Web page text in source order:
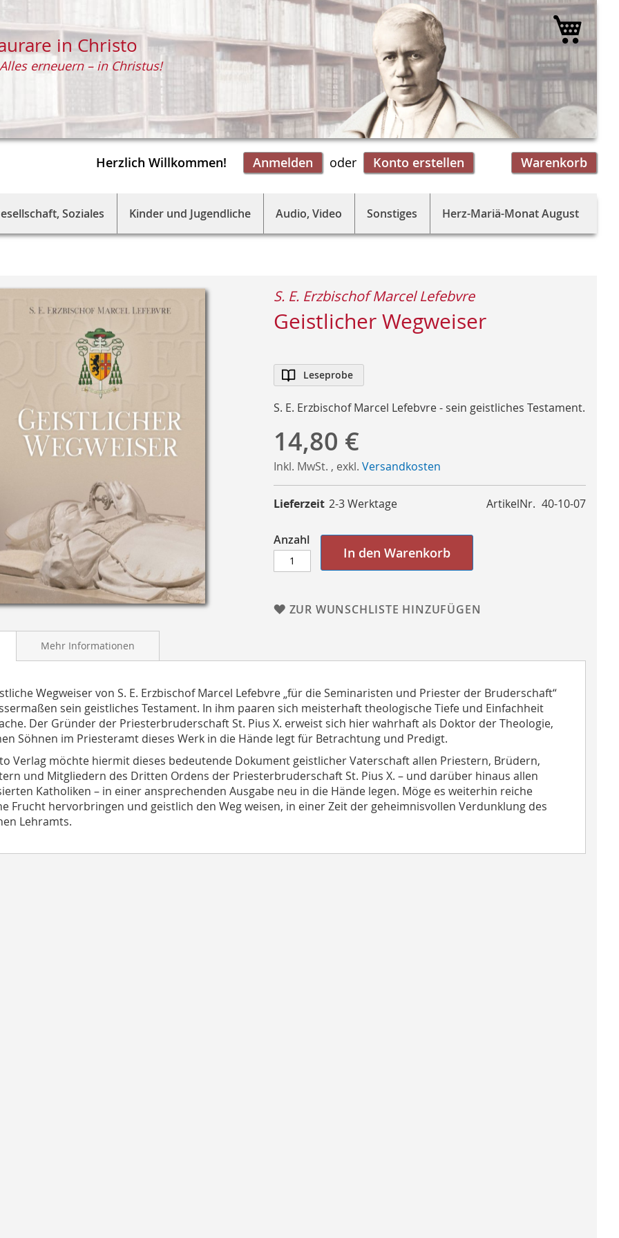
Herzlich Willkommen! Anmelden Warenkorb
Konto erstellen
in Christo
Alles erneuern – in Christus!
Mein
Soziales Kinder und Jugendliche Audio, Video Sonstiges Herz-Mariä-Monat August
Geistlicher Wegweiser
S. E. Erzbischof Marcel Lefebvre
Leseprobe
S. E. Erzbischof Marcel Lefebvre - sein geistliches Testament.
14,80 €
Inkl. MwSt. , exkl. Versandkosten
ArtikelNr. 40-10-07
Lieferzeit 2-3 Werktage
Anzahl
In den Warenkorb
ZUR WUNSCHLISTE HINZUFÜGEN
Wegweiser von S. E. Erzbischof Marcel Lefebvre „für die Seminaristen und Priester der Bruderschaft“
sein geistliches Testament. In ihm paaren sich meisterhaft theologische Tiefe und Einfachheit
Der Gründer der Priesterbruderschaft St. Pius X. erweist sich hier wahrhaft als Doktor der Theologie,
Söhnen im Priesteramt dieses Werk in die Hände legt für Betrachtung und Predigt.
Verlag möchte hiermit dieses bedeutende Dokument geistlicher Vaterschaft allen Priestern, Brüdern,
und Mitgliedern des Dritten Ordens der Priesterbruderschaft St. Pius X. – und darüber hinaus allen
Katholiken – in einer ansprechenden Ausgabe neu in die Hände legen. Möge es weiterhin reiche
Frucht hervorbringen und geistlich den Weg weisen, in einer Zeit der geheimnisvollen Verdunklung des
Lehramts.
Mehr Informationen